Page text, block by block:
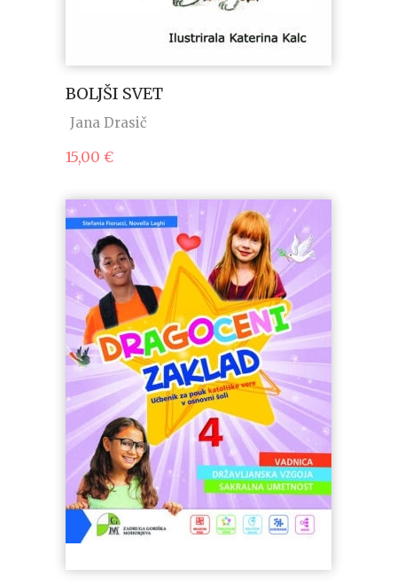
BOLJŠI SVET
Jana Drasič
15,00 €